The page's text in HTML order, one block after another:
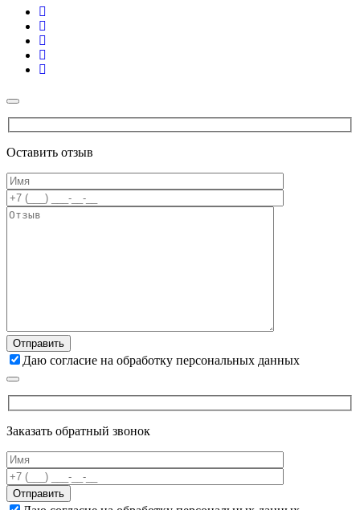
Оставить отзыв
Даю согласие на обработку персональных данных
Заказать обратный звонок